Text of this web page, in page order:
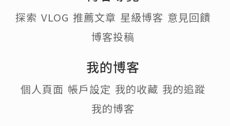
探索 VLOG 推薦文章 星級博客 意見回饋
博客投稿
我的博客
個人頁面 帳戶設定 我的收藏 我的追蹤
我的博客